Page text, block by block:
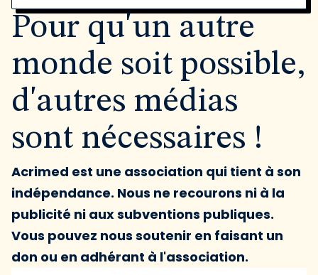
Pour qu'un autre
monde soit possible,
d'autres médias
sont nécessaires !
Acrimed est une association qui tient à son
indépendance. Nous ne recourons ni à la
publicité ni aux subventions publiques.
Vous pouvez nous soutenir en faisant un
don ou en adhérant à l'association.